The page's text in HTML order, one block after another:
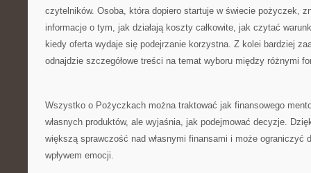
czytelników. Osoba, która dopiero startuje w świecie pożyczek,
informacje o tym, jak działają koszty całkowite, jak czytać
kiedy oferta wydaje się podejrzanie korzystna. Z kolei bardziej
odnajdzie szczegółowe treści na temat wyboru między różnymi
Wszystko o Pożyczkach można traktować jak finansowego
własnych produktów, ale wyjaśnia, jak podejmować decyzje.
większą sprawczość nad własnymi finansami i może ograniczyć
wpływem emocji.